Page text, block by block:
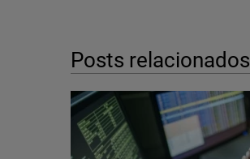
Posts relacionados